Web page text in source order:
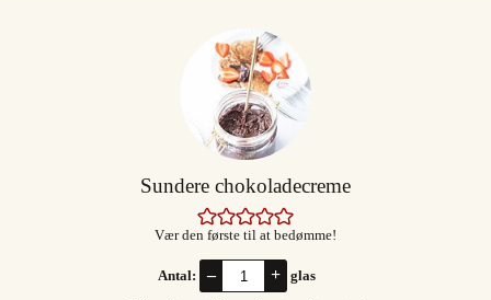
Sundere chokoladecreme
Vær den første til at bedømme!
Antal: – + glas